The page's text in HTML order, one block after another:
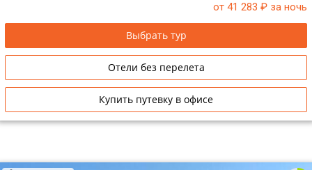
от 41 283 ₽ за ночь
Выбрать тур
Отели без перелета
Купить путевку в офисе